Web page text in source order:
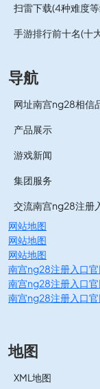
扫雷下载(4种难度
手游排行前十名(十
导航
网址南宫ng28相信
产品展示
游戏新闻
集团服务
交流南宫ng28注册
网站地图
网站地图
网站地图
南宫ng28注册入口
南宫ng28注册入口
南宫ng28注册入口
地图
XML地图